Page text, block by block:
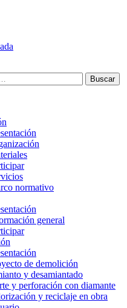
Buscar
normativo
general
de demolición
y desamiantado
y perforación con diamante
y reciclaje en obra